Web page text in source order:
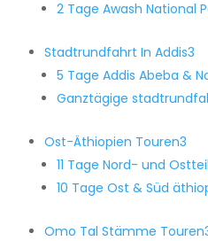
2 Tage Awash National
Stadtrundfahrt In Addis3
5 Tage Addis Abeba &
Ganztägige
Ost-Äthiopien Touren3
11 Tage Nord- und
10 Tage Ost & Süd
Omo Tal Stämme Touren